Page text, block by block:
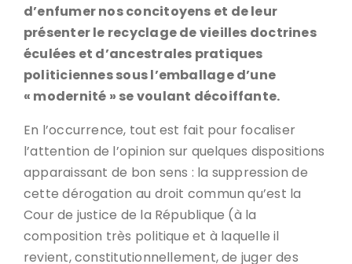
d’enfumer nos concitoyens et de leur
présenter le recyclage de vieilles doctrines
éculées et d’ancestrales pratiques
politiciennes sous l’emballage d’une
« modernité » se voulant décoiffante.
En l’occurrence, tout est fait pour focaliser
l’attention de l’opinion sur quelques dispositions
apparaissant de bon sens : la suppression de
cette dérogation au droit commun qu’est la
Cour de justice de la République (à la
composition très politique et à laquelle il
revient, constitutionnellement, de juger des